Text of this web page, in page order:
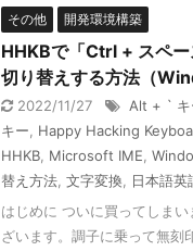
その他 開発環境構築
HHKBで「Ctrl + スペー
切り替えする方法（
2022/11/27 Alt + ` キ
キー
Happy Hacking
HHKB Microsoft IME
替え方法 文字変換
日本語英
はじめに ついに買ってしま
ざいます。調子に乗って無刻